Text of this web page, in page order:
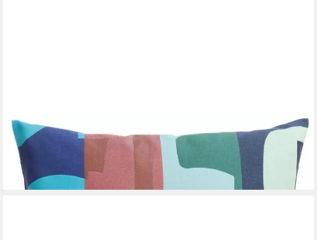
ROHLEDER
Kissenhülle Kissenhülle Patch Patch Cold (60x60cm)
127,00 €
lieferbar - in 2-3 Werktagen bei dir